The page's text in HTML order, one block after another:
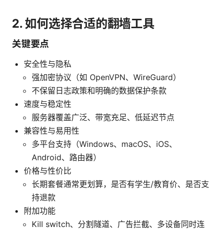
2. 如何选择合适的翻墙工具
关键要点
安全性与隐私
强加密协议（如 OpenVPN、WireGuard）
不保留日志政策和明确的数据保护条款
速度与稳定性
服务器覆盖广泛、带宽充足、低延迟节点
兼容性与易用性
多平台支持（Windows、macOS、iOS、
Android、路由器）
价格与性价比
长期套餐通常更划算，是否有学生/教育价、是否支
持退款
附加功能
Kill switch、分割隧道、广告拦截、多设备同时连